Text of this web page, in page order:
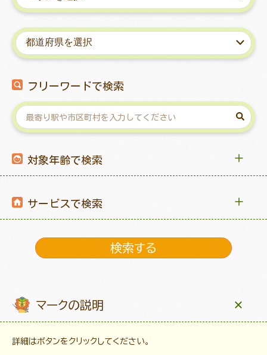
フリーワードで検索
対象年齢で検索
サービスで検索
マークの説明
詳細はボタンをクリックしてください。